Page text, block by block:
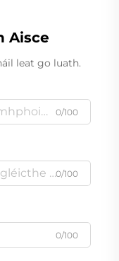
Aisce
leat go luath.
0/100
0/100
0/100